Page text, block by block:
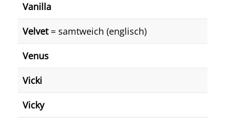
Vanilla
Velvet= samtweich (englisch)
Venus
Vicki
Vicky